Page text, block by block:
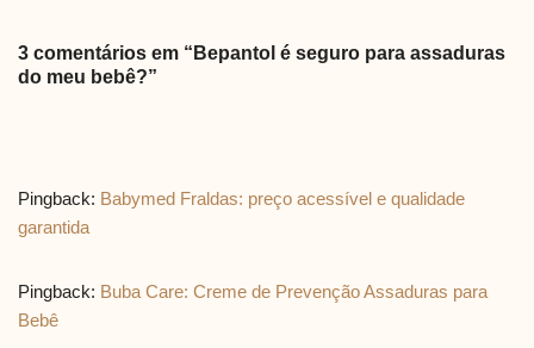
3 comentários em “Bepantol é seguro para assaduras
do meu bebê?”
Pingback: Babymed Fraldas: preço acessível e qualidade
garantida
Pingback: Buba Care: Creme de Prevenção Assaduras para
Bebê